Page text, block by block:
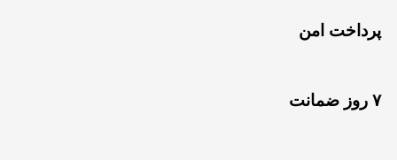
پرداخت امن
۷ روز ضمانت